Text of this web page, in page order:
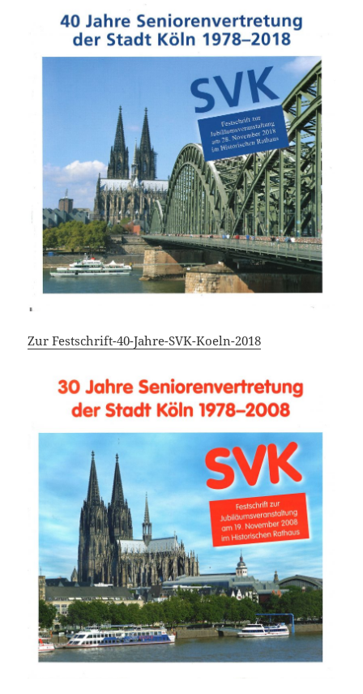
Zur Festschrift-40-Jahre-SVK-Koeln-2018